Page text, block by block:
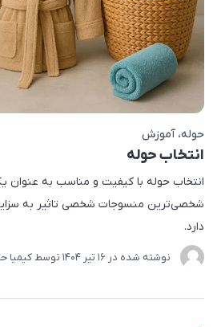
حوله آموزش
انتخاب حوله
انتخاب حوله با کیفیت و مناسب به عنوان
شخصی‌ترین منسوجات شخصی تاثیر به
دارد.
نوشته شده در 16 تير 1404 توسط کیمیا